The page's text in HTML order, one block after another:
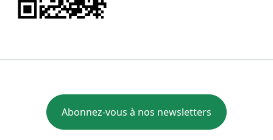
Abonnez-vous à nos newsletters